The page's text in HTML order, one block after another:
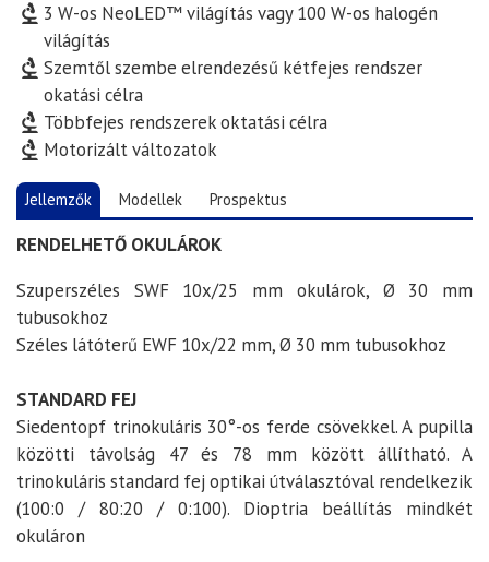
3 W-os NeoLED™ világítás vagy 100 W-os halogén
világítás
Szemtől szembe elrendezésű kétfejes rendszer
okatási célra
Többfejes rendszerek oktatási célra
Motorizált változatok
Jellemzők Modellek Prospektus
RENDELHETŐ OKULÁROK
Szuperszéles SWF 10x/25 mm okulárok, Ø 30 mm
tubusokhoz
Széles látóterű EWF 10x/22 mm, Ø 30 mm tubusokhoz
STANDARD FEJ
Siedentopf trinokuláris 30°-os ferde csövekkel. A pupilla
közötti távolság 47 és 78 mm között állítható. A
trinokuláris standard fej optikai útválasztóval rendelkezik
(100:0 / 80:20 / 0:100). Dioptria beállítás mindkét
okuláron